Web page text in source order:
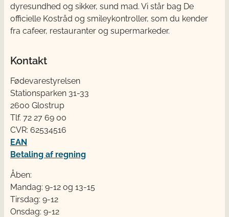
dyresundhed og sikker, sund mad. Vi står bag De
officielle Kostråd og smileykontroller, som du kender
fra cafeer, restauranter og supermarkeder.
Kontakt
Fødevarestyrelsen
Stationsparken 31-33
2600 Glostrup
Tlf. 72 2​​​7 69 00
CVR: 62534516
EAN
Betaling af regning
Åben:
Mandag: 9-12 og 13-15
Tirsdag: 9-12
Onsdag: 9-12